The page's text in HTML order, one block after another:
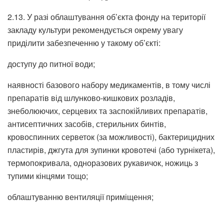
2.13. У разі облаштування об’єкта фонду на території
закладу культури рекомендується окрему увагу
приділити забезпеченню у такому об’єкті:
доступу до питної води;
наявності базового набору медикаментів, в тому числі
препаратів від шлунково-кишкових розладів,
знеболюючих, серцевих та заспокійливих препаратів,
антисептичних засобів, стерильних бинтів,
кровоспинних серветок (за можливості), бактерицидних
пластирів, джгута для зупинки кровотечі (або турнікета),
термопокривала, одноразових рукавичок, ножиць з
тупими кінцями тощо;
облаштуванню вентиляції приміщення;